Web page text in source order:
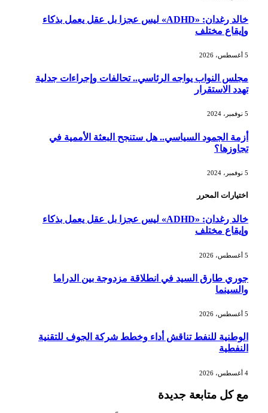
خالد رغدان: «ADHD» ليس عجزا بل عقل يعمل بذكاء
وإيقاع مختلف
مجلس النواب يواجه الرئاسي.. تحالفات وإجراءات جدلية
تهدد الاستقرار
أزمة الجمود السياسي.. هل ستنجح البعثة الأممية في
تجاوزها؟
اختيارات المحرر
خالد رغدان: «ADHD» ليس عجزا بل عقل يعمل بذكاء
وإيقاع مختلف
جوري طارق السيد في انطلاقة مزدوجة بين الدراما
والسينما
الوطنية للنفط تناقش أداء وخطط شركة الجوف للتقنية
النفطية
مع كل متابعة جديدة